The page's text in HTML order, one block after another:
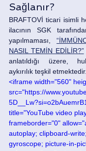
Sağlanır?
BRAFTOVİ ticari isimli
ilacının SGK
yapılmaması,
NASIL TEMİN EDİLİR?”
anlatıldığı üzere,
aykırılık teşkil etmektedir.
<iframe width="560"
src="https://
title="YouTube video
frameborder="0"
autoplay; clipboard-
gyroscope; picture-in-